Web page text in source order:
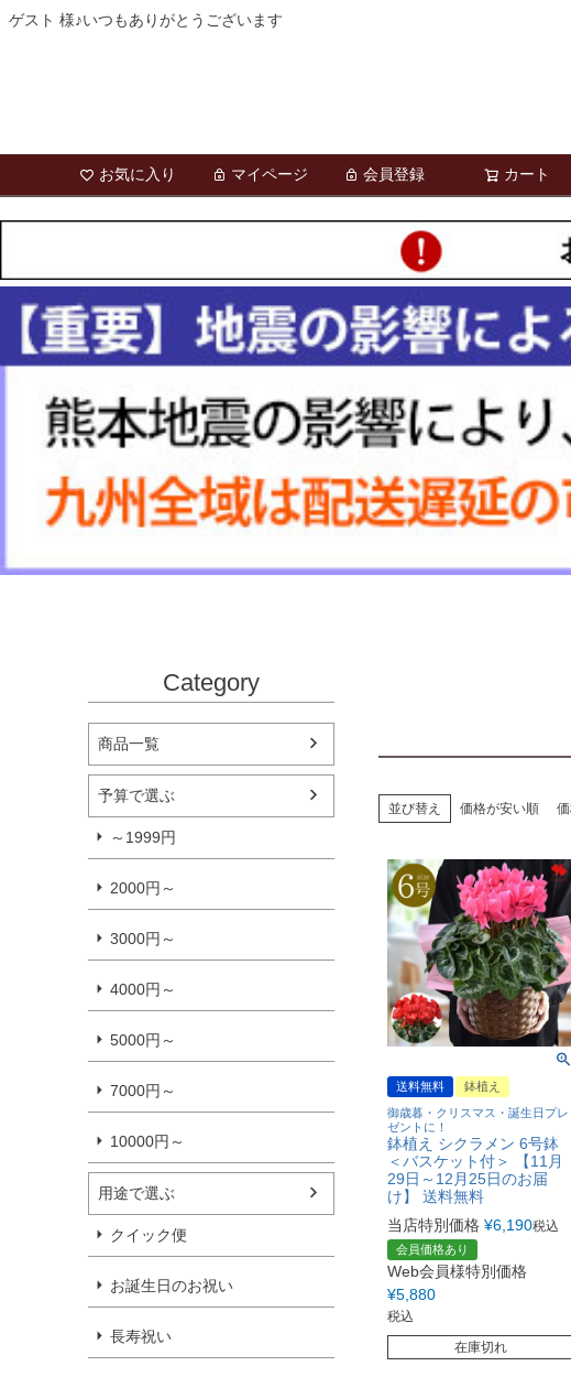
ゲスト 様♪いつもありがとうございます
お気に入り マイページ 会員登録 カート
Category
商品一覧
予算で選ぶ
～1999円
2000円～
3000円～
4000円～
5000円～
7000円～
10000円～
用途で選ぶ
クイック便
お誕生日のお祝い
長寿祝い
並び替え 価格が安い順
送料無料
鉢植え
御歳暮・クリスマス・誕生日プレ
ゼントに！
鉢植え シクラメン 6号鉢
＜バスケット付＞ 【11月
29日～12月25日のお届
け】 送料無料
当店特別価格 ¥6,190税込
会員価格あり
Web会員様特別価格
¥5,880
税込
在庫切れ